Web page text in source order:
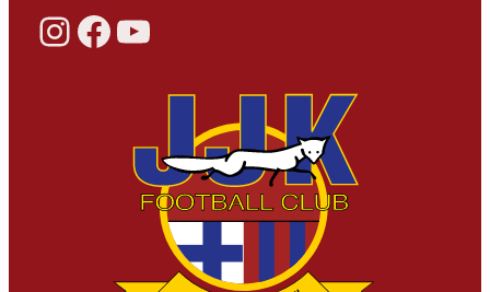
Instagram Facebook YouTube